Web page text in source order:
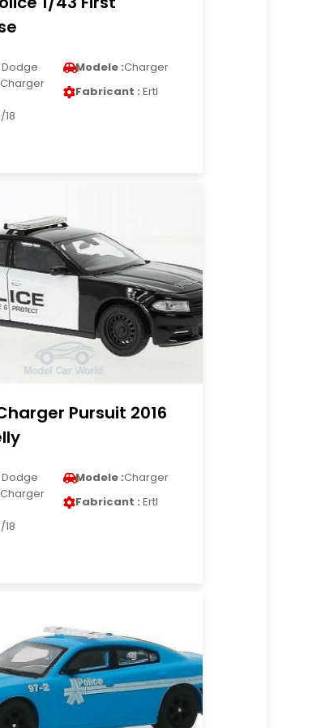
Dodge Modele :Charger
Charger
Fabricant : Ertl
18
Pursuit 2016
Dodge Modele :Charger
Charger
Fabricant : Ertl
18